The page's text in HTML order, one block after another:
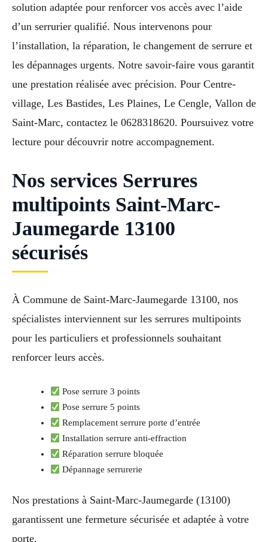
solution adaptée pour renforcer vos accès avec l’aide
d’un serrurier qualifié. Nous intervenons pour
l’installation, la réparation, le changement de serrure et
les dépannages urgents. Notre savoir-faire vous garantit
une prestation réalisée avec précision. Pour Centre-
village, Les Bastides, Les Plaines, Le Cengle, Vallon de
Saint-Marc, contactez le 0628318620. Poursuivez votre
lecture pour découvrir notre accompagnement.
Nos services Serrures
multipoints Saint-Marc-
Jaumegarde 13100
sécurisés
À Commune de Saint-Marc-Jaumegarde 13100, nos
spécialistes interviennent sur les serrures multipoints
pour les particuliers et professionnels souhaitant
renforcer leurs accès.
Pose serrure 3 points
Pose serrure 5 points
Remplacement serrure porte d’entrée
Installation serrure anti-effraction
Réparation serrure bloquée
Dépannage serrurerie
Nos prestations à Saint-Marc-Jaumegarde (13100)
garantissent une fermeture sécurisée et adaptée à votre
porte.